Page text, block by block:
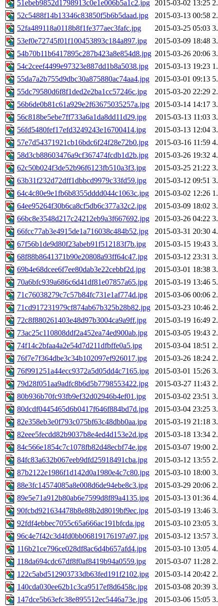
51ebeb9852d1798913c0e1e006b5a1c2.jpg 2015-03-02 13:25
52c5488f14b13346c83850f5b6b5daad.jpg
2015-03-13 00:58
52fa489118a0118b8f1fe377aec3fafc.jpg
2015-03-25 05:03
53ef0e72745f01f100453893c184a897.jpg
2015-03-09 18:48
54b70b11b6417895c287b423a8e854d8.jpg 2015-03-26 20:06
54c2ceef4499e97323e887dd1b8a5038.jpg
2015-03-13 19:23
55da7a2b755d9dbc30a875880ac74aa4.jpg
2015-03-01 09:13
55dc79580d6f8f1ded2e2ba1cc57246c.jpg
2015-03-20 22:29
56b6de0b81c61a929e2f63675035257a.jpg
2015-03-14 14:17
56c818be5ebe7ff733a6a1da8dd11d29.jpg
2015-03-13 11:03
56fd5480fef17efd3249243e16700414.jpg
2015-03-13 12:04
57e7d54371921cb16bdc6f24f28e72b0.jpg
2015-03-16 11:59
58d3cb88603476a9cf367474fcdb1d2b.jpg
2015-03-26 19:32
62c50b024f3de52b96f6123fb510a3f3.jpg
2015-03-25 21:22
63b31f232d72dff1dbbcd9979c33fd59.jpg
2015-03-12 09:51
64c4c80e9e1fb6b8355dddd044c1063c.jpg
2015-03-02 12:26
64ee95264f30b6ca8cf5db6c377a32c2.jpg
2015-03-09 18:02
66bc8e3548d217c24212eb9a3f667692.jpg
2015-03-26 04:22
66fcc77ab3e4915de1a716038c484b52.jpg
2015-03-31 20:30
67f56b1de9d80f23abeb91f512183f7b.jpg
2015-03-15 19:43
68f88b8641371b90e20808a93ff64c47.jpg
2015-03-12 23:31
69b4e68dcee6f7ee80dab3e22cebbf2d.jpg
2015-03-01 18:38
70a6bfc939a686c6d41df81e07857a65.jpg
2015-03-19 13:46
71c76038279c7c57b84fc731e1af774d.jpg
2015-03-06 00:06
71cd917231979cf874ab67b325b28b82.jpg 2015-03-23 10:46
72c8f880261403e48d97b3004ca9a9ff.jpg
2015-03-19 16:49
73ac25c110808ddf2a452ea74ed900ab.jpg
2015-03-05 19:43
74f14c2bfaa4a2e54d7d211dfbffe0a5.jpg
2015-03-04 18:51
76f7e7f364dbe3c34b102097ef926017.jpg
2015-03-26 18:24
76f991251a44ecc9372a5d05dd4c7165.jpg
2015-03-01 15:26
79d28f051aa9adfc8b6d5b7798553422.jpg
2015-03-27 11:43
80b936b70fc93fb9ef32d02946b4ef01.jpg
2015-03-02 23:51
80dcdf0445465d6b0417f646f884bd7d.jpg
2015-03-04 23:25
82e358eb3e0f793c075bf63c48dbb0aa.jpg
2015-03-19 21:18
82eee5fecdd82b9037b8e4ed4d153e2d.jpg
2015-03-18 13:34
84c566e1854c7c1078fb82d48ecbf74e.jpg
2015-03-07 19:00
84fc83a632b067eeb9dfd25918491cba.jpg
2015-03-12 13:55
87b2122e1986f1d142d0a1980e4c7c80.jpg
2015-03-10 18:00
88e3fc14574085a8e008d6de94ebe8c3.jpg
2015-03-29 20:06
89e5e71a912b80ab6e7599d8f89a4135.jpg
2015-03-13 01:36
90fcbd921634478b8e88b2d8019bf9ec.jpg
2015-03-19 13:46
92fdf4ebbec7055c65a666ac191bfcda.jpg
2015-03-10 23:05
96c4e7f42c3d4fd0bb06819176197a97.jpg
2015-03-12 13:57
116b21ce796ce028df8ac6d4b657afd4.jpg
2015-03-10 13:05
118da694cdc67df8f0af8419b94a0559.jpg
2015-03-07 11:28
122c5abd512903733db63fed191f2102.jpg
2015-03-14 20:42
140cda030ee62b1c3ca9517ef8d6458c.jpg
2015-03-08 20:39
147dce5b63efc38e895512ec5446a73e.jpg
2015-03-06 15:05